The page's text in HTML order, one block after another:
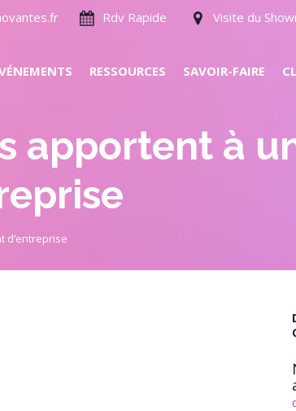
Rdv Rapide Visite du
RESSOURCES SAVOIR-FAIRE
apportent à
d’entreprise